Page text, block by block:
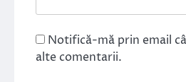
Notifică-mă prin email
alte comentarii.